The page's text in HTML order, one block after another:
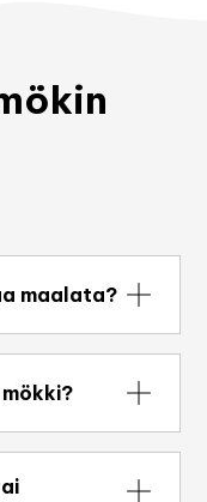
maalata?
8–15
Rannalla ja
voi tarvita
kun sää on
°C välillä.